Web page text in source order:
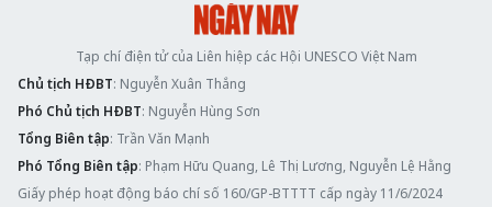
Tạp chí điện tử của Liên hiệp các Hội UNESCO Việt Nam
Chủ tịch HĐBT: Nguyễn Xuân Thắng
Phó Chủ tịch HĐBT: Nguyễn Hùng Sơn
Tổng Biên tập: Trần Văn Mạnh
Phó Tổng Biên tập: Phạm Hữu Quang, Lê Thị Lương, Nguyễn Lệ Hằng
Giấy phép hoạt động báo chí số 160/GP-BTTTT cấp ngày 11/6/2024